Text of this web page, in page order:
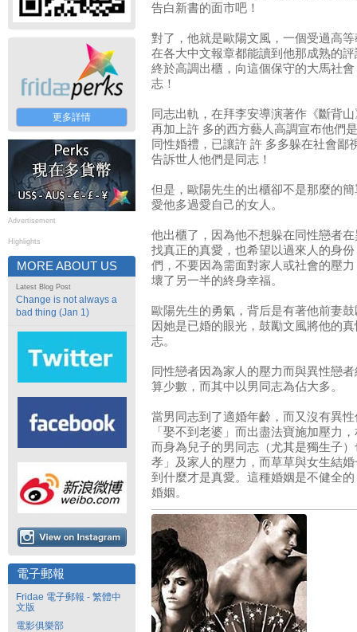
更多詳情
Advertisement
Highlights
MORE ABOUT US
Latest Blog Post
Change is not always a
bad thing (Jan 1)
電子郵報
Fridae 電子郵報 - 繁體中
文版
電影俱樂部
告白新書的面市吧！
對了，他就是歐陽文風，一個受過高
在各大中文報章都能讀到他那成熟的
終於高調出櫃，向這個保守的大馬社
志！
同志出軌，在拜李安導演著作《斷背
再加上許 多的西方藝人高調宣布他們
同性婚禮，已讓許 許 多多躲在社會鄙
告訴世人他們是同志！
但是，歐陽先生的出櫃卻不是那麼的
愛他多過愛自己的女人。
他出櫃了，因為他不想躲在同性戀者
找真正的真愛，也希望以過來人的身
們，不要因為需面對家人或社會的壓
壞了另一半的終身幸福。
歐陽先生的勇氣，背后是有著他前妻
因她是已婚的眼光，鼓勵文風將他的
志。
同性戀者因為家人的壓力而與異性戀
算少數，而其中以男同志為佔大多。
當男同志到了適婚年齡，而又沒有異
「娶不到老婆」而出盡法寶施加壓力
而身為兒子的男同志（尤其是獨生子
孝」及家人的壓力，而草草與女生結
到什麼才是真愛。這種婚姻是不健全
婚姻。